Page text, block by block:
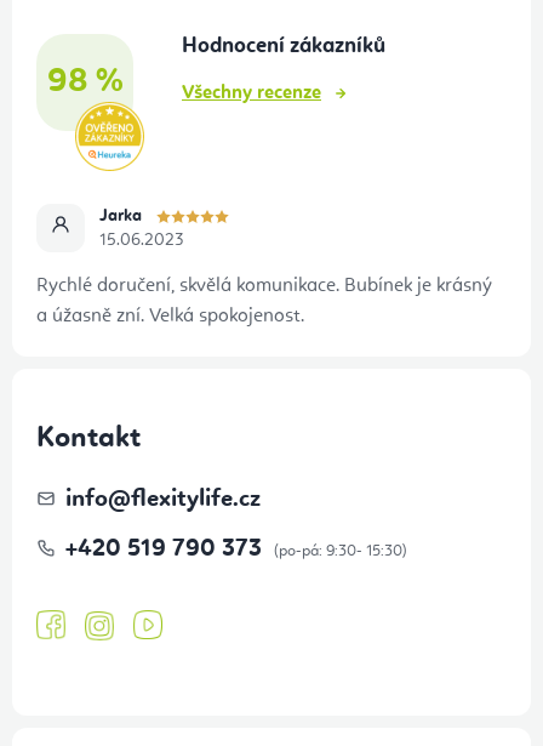
98 %
Hodnocení zákazníků
Všechny recenze
Jarka
15.06.2023
Rychlé doručení, skvělá komunikace. Bubínek je krásný
a úžasně zní. Velká spokojenost.
Kontakt
info@flexitylife.cz
+420 519 790 373